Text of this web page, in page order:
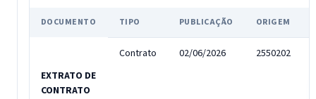
DOCUMENTO TIPO PUBLICAÇÃO ORIGEM
EXTRATO DE
CONTRATO
Contrato 02/06/2026 2550202